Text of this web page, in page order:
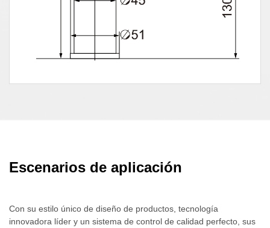
Escenarios de aplicación
Con su estilo único de diseño de productos, tecnología
innovadora líder y un sistema de control de calidad perfecto, sus